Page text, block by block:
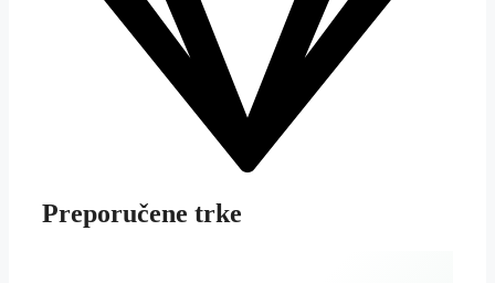
Preporučene trke